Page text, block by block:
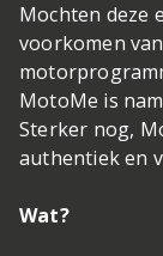
Mochten deze
voorkomen
MotoMe is
Sterker nog,
authentiek en
Wat?